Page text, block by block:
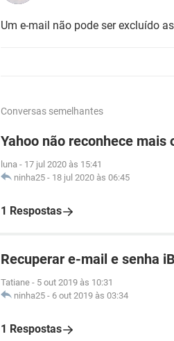
Um e-mail não pode ser excluído
Conversas semelhantes
Yahoo não reconhece
luna - 17 jul 2020 às 15:41
ninha25 - 18 jul 2020 às 06:45
1 Respostas
Recuperar e-mail e senha
Tatiane - 5 out 2019 às 10:31
ninha25 - 6 out 2019 às 03:34
1 Respostas